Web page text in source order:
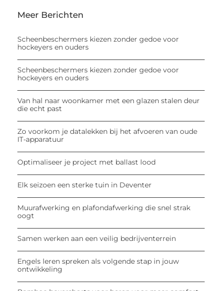
Meer Berichten
Scheenbeschermers kiezen zonder gedoe voor
hockeyers en ouders
Scheenbeschermers kiezen zonder gedoe voor
hockeyers en ouders
Van hal naar woonkamer met een glazen stalen deur
die echt past
Zo voorkom je datalekken bij het afvoeren van oude
IT-apparatuur
Optimaliseer je project met ballast lood
Elk seizoen een sterke tuin in Deventer
Muurafwerking en plafondafwerking die snel strak
oogt
Samen werken aan een veilig bedrijventerrein
Engels leren spreken als volgende stap in jouw
ontwikkeling